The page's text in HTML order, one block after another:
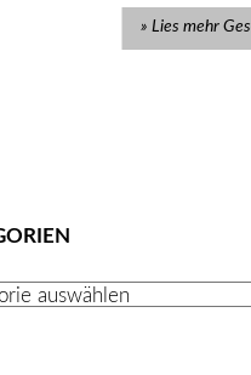
Lies mehr